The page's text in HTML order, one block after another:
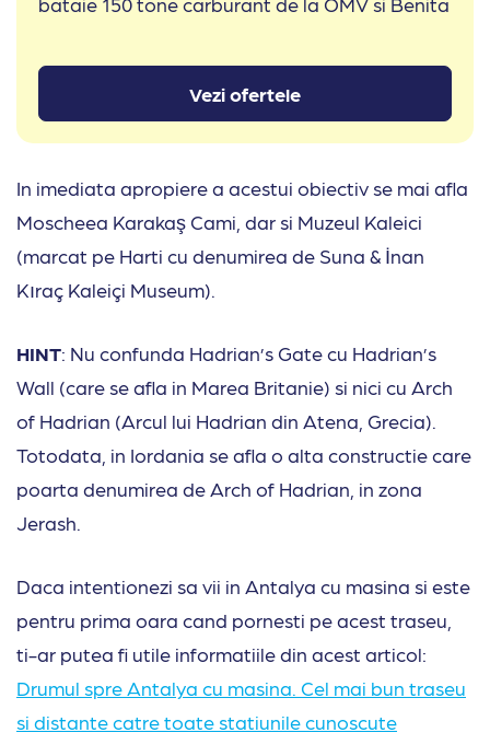
Vezi ofertele
In imediata apropiere a acestui obiectiv se mai afla
Moscheea Karakaş Cami, dar si Muzeul Kaleici
(marcat pe Harti cu denumirea de Suna & İnan
Kıraç Kaleiçi Museum).
HINT: Nu confunda Hadrian’s Gate cu Hadrian’s
Wall (care se afla in Marea Britanie) si nici cu Arch
of Hadrian (Arcul lui Hadrian din Atena, Grecia).
Totodata, in Iordania se afla o alta constructie care
poarta denumirea de Arch of Hadrian, in zona
Jerash.
Daca intentionezi sa vii in Antalya cu masina si este
pentru prima oara cand pornesti pe acest traseu,
ti-ar putea fi utile informatiile din acest articol:
Drumul spre Antalya cu masina. Cel mai bun traseu
si distante catre toate statiunile cunoscute